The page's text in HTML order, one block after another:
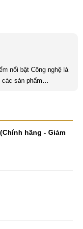
sản phẩm
sự chuyên nghiệp là
hãng - Giảm